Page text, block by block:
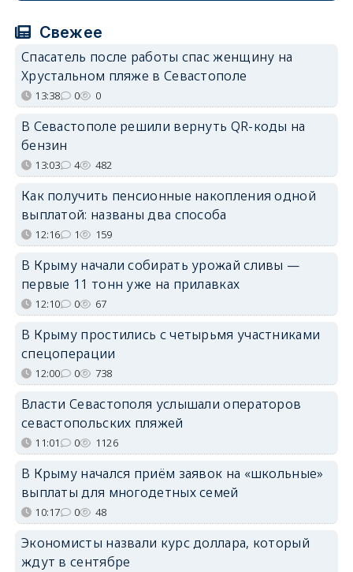
Свежее
Спасатель после работы спас женщину на
Хрустальном пляже в Севастополе
13:38 0 0
В Севастополе решили вернуть QR-коды на
бензин
13:03 4 482
Как получить пенсионные накопления одной
выплатой: названы два способа
12:16 1 159
В Крыму начали собирать урожай сливы —
первые 11 тонн уже на прилавках
12:10 0 67
В Крыму простились с четырьмя участниками
спецоперации
12:00 0 738
Власти Севастополя услышали операторов
севастопольских пляжей
11:01 0 1126
В Крыму начался приём заявок на «школьные»
выплаты для многодетных семей
10:17 0 48
Экономисты назвали курс доллара, который
ждут в сентябре